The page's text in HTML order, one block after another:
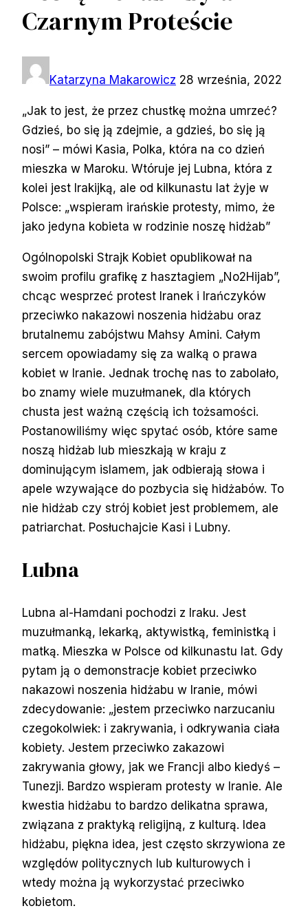
Czarnym Proteście
Katarzyna Makarowicz 28 września, 2022
„Jak to jest, że przez chustkę można umrzeć?
Gdzieś, bo się ją zdejmie, a gdzieś, bo się ją
nosi” – mówi Kasia, Polka, która na co dzień
mieszka w Maroku. Wtóruje jej Lubna, która z
kolei jest Irakijką, ale od kilkunastu lat żyje w
Polsce: „wspieram irańskie protesty, mimo, że
jako jedyna kobieta w rodzinie noszę hidżab”
Ogólnopolski Strajk Kobiet opublikował na
swoim profilu grafikę z hasztagiem „No2Hijab”,
chcąc wesprzeć protest Iranek i Irańczyków
przeciwko nakazowi noszenia hidżabu oraz
brutalnemu zabójstwu Mahsy Amini. Całym
sercem opowiadamy się za walką o prawa
kobiet w Iranie. Jednak trochę nas to zabolało,
bo znamy wiele muzułmanek, dla których
chusta jest ważną częścią ich tożsamości.
Postanowiliśmy więc spytać osób, które same
noszą hidżab lub mieszkają w kraju z
dominującym islamem, jak odbierają słowa i
apele wzywające do pozbycia się hidżabów. To
nie hidżab czy strój kobiet jest problemem, ale
patriarchat. Posłuchajcie Kasi i Lubny.
Lubna
Lubna al-Hamdani pochodzi z Iraku. Jest
muzułmanką, lekarką, aktywistką, feministką i
matką. Mieszka w Polsce od kilkunastu lat. Gdy
pytam ją o demonstracje kobiet przeciwko
nakazowi noszenia hidżabu w Iranie, mówi
zdecydowanie: „jestem przeciwko narzucaniu
czegokolwiek: i zakrywania, i odkrywania ciała
kobiety. Jestem przeciwko zakazowi
zakrywania głowy, jak we Francji albo kiedyś –
Tunezji. Bardzo wspieram protesty w Iranie. Ale
kwestia hidżabu to bardzo delikatna sprawa,
związana z praktyką religijną, z kulturą. Idea
hidżabu, piękna idea, jest często skrzywiona ze
względów politycznych lub kulturowych i
wtedy można ją wykorzystać przeciwko
kobietom.